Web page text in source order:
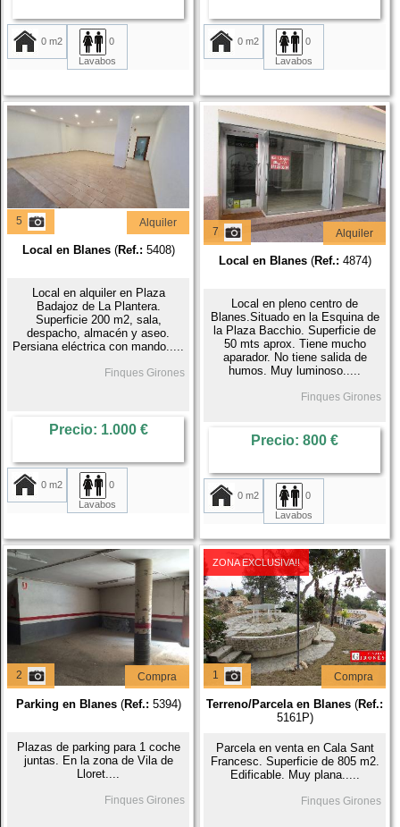
0 m2
0
Lavabos
0 m2
0
Lavabos
5 Alquiler
Local en Blanes(Ref.: 5408)
Local en alquiler en Plaza
Badajoz de La Plantera.
Superficie 200 m2, sala,
despacho, almacén y aseo.
Persiana eléctrica con mando.....
Finques Girones
Precio: 1.000 €
0 m2
0
Lavabos
7 Alquiler
Local en Blanes(Ref.: 4874)
Local en pleno centro de
Blanes.Situado en la Esquina de
la Plaza Bacchio. Superficie de
50 mts aprox. Tiene mucho
aparador. No tiene salida de
humos. Muy luminoso.....
Finques Girones
Precio: 800 €
0 m2
0
Lavabos
2 Compra
Parking en Blanes(Ref.: 5394)
Plazas de parking para 1 coche
juntas. En la zona de Vila de
Lloret....
Finques Girones
ZONA EXCLUSIVA!!
1 Compra
Terreno/Parcela en Blanes (Ref.:
5161P)
Parcela en venta en Cala Sant
Francesc. Superficie de 805 m2.
Edificable. Muy plana.....
Finques Girones